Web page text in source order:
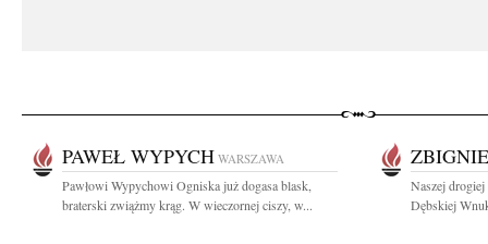
PAWEŁ WYPYCH WARSZAWA
Pawłowi Wypychowi Ogniska już dogasa blask,
braterski zwiążmy krąg. W wieczornej ciszy, w...
Naszej
Dębskiej